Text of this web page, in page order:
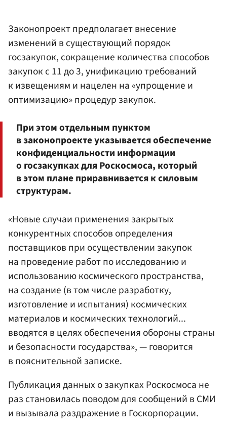
Законопроект предполагает внесение
изменений в существующий порядок
госзакупок, сокращение количества способов
закупок с 11 до 3, унификацию требований
к извещениям и нацелен на «упрощение и
оптимизацию» процедур закупок.
При этом отдельным пунктом
в законопроекте указывается обеспечение
конфиденциальности информации
о госзакупках для Роскосмоса, который
в этом плане приравнивается к силовым
структурам.
«Новые случаи применения закрытых
конкурентных способов определения
поставщиков при осуществлении закупок
на проведение работ по исследованию и
использованию космического пространства,
на создание (в том числе разработку,
изготовление и испытания) космических
материалов и космических технологий...
вводятся в целях обеспечения обороны страны
и безопасности государства», — говорится
в пояснительной записке.
Публикация данных о закупках Роскосмоса не
раз становилась поводом для сообщений в СМИ
и вызывала раздражение в Госкорпорации.